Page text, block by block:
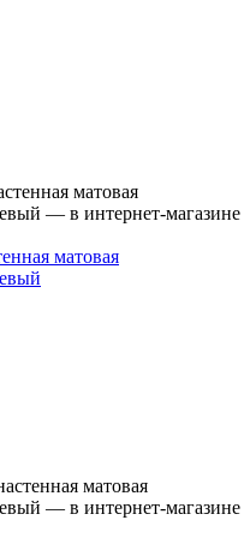
матовая